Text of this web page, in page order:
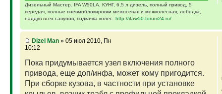
Дизельный Мастер. IFA W50LA, КУНГ, 6,5 л дизель, полный привод, 5
передач, полные пневмоблокировки межосевая и межколесная, лебедка,
наддув всех сапунов, подкачка колес. http://ifaw50.forum24.ru/
Dizel Man» 05 июл 2010, Пн
10:12
Пока придумывается узел включения полного
привода, еще доп/инфа, может кому пригодится.
При сборке кузова, в частности при установке